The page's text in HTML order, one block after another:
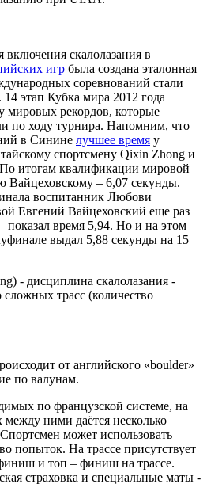
включения скалолазания в
игр была создана эталонная
соревнований стали
этап Кубка мира 2012 года
мировых рекордов, которые
по ходу турнира. Напомним, что
в Синине лучшее время у
спортсмену Qixin Zhong и
итогам квалификации мировой
Вайцеховскому – 6,07 секунды.
воспитанник Любови
Евгений Вайцеховский еще раз
показал время 5,94. Но и на этом
выдал 5,88 секунды на 15
- дисциплина скалолазания -
сложных трасс (количество
от английского «boulder»
по валунам.
по французской системе, на
ними даётся несколько
может использовать
попыток. На трассе присутствует
и топ – финиш на трассе.
страховка и специальные маты -